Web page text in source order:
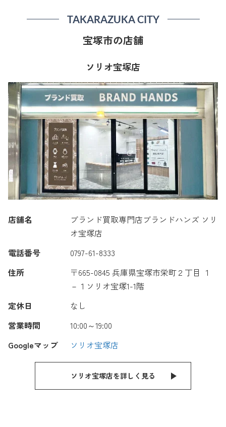
TAKARAZUKA CITY
宝塚市の店舗
ソリオ宝塚店
店舗名
ブランド買取専門店ブランドハンズ ソリ
オ宝塚店
電話番号
0797-61-8333
住所
〒665-0845 兵庫県宝塚市栄町２丁目 １
－１ソリオ宝塚1-1階
定休日
なし
営業時間
10:00～19:00
Googleマップ
ソリオ宝塚店
ソリオ宝塚店を詳しく見る